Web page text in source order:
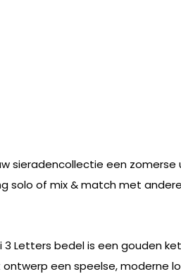
sieradencollectie een
solo of mix & match met
Letters bedel is een gouden
een speelse, moderne